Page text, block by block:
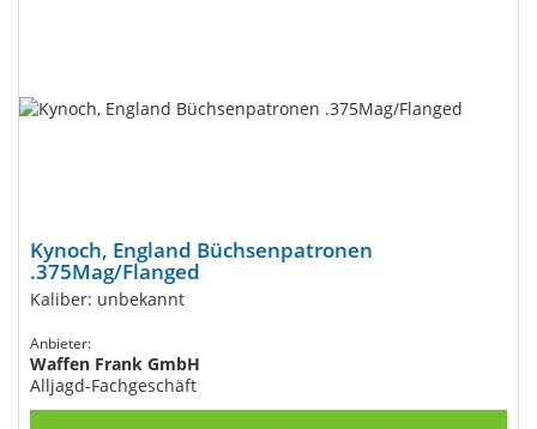
Kynoch, England Büchsenpatronen
.375Mag/Flanged
Kaliber: unbekannt
Anbieter:
Waffen Frank GmbH
Alljagd-Fachgeschäft